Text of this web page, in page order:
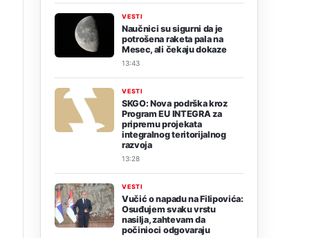
VESTI
Naučnici su sigurni da je
potrošena raketa pala na
Mesec, ali čekaju dokaze
13:43
VESTI
SKGO: Nova podrška kroz
Program EU INTEGRA za
pripremu projekata
integralnog teritorijalnog
razvoja
13:28
VESTI
Vučić o napadu na Filipovića:
Osuđujem svaku vrstu
nasilja, zahtevam da
počinioci odgovaraju